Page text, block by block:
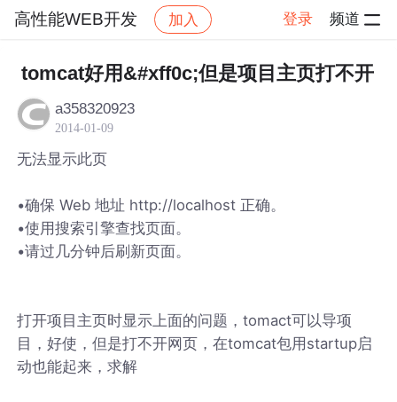
高性能WEB开发 加入 登录 频道
社区 高性能WEB开发 帖子详情
tomcat好用&#xff0c;但是项目主页打不开
a358320923
2014-01-09
无法显示此页
•确保 Web 地址 http://localhost 正确。
•使用搜索引擎查找页面。
•请过几分钟后刷新页面。
打开项目主页时显示上面的问题，tomact可以导项
目，好使，但是打不开网页，在tomcat包用startup启
动也能起来，求解